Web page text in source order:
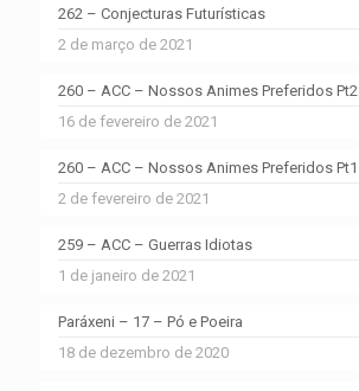
262 – Conjecturas Futurísticas
2 de março de 2021
260 – ACC – Nossos Animes Preferidos Pt2
16 de fevereiro de 2021
260 – ACC – Nossos Animes Preferidos Pt1
2 de fevereiro de 2021
259 – ACC – Guerras Idiotas
1 de janeiro de 2021
Paráxeni – 17 – Pó e Poeira
18 de dezembro de 2020